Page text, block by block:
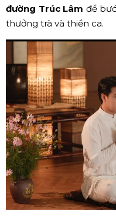
đường Trúc Lâm để
thưởng trà và thiền ca.